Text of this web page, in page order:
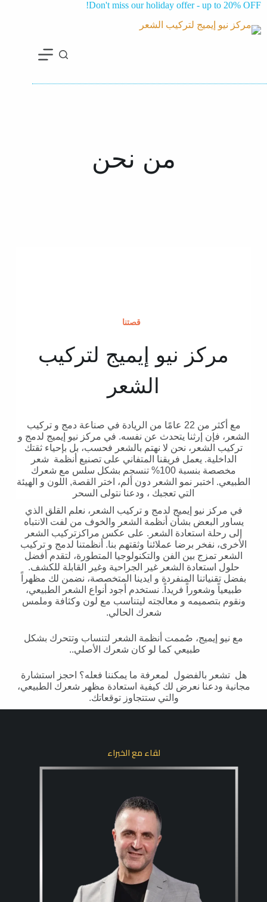
Don't miss our holiday offer - up to 20% OFF!
من نحن
قصتنا
مركز نيو إيميج لتركيب
الشعر
مع أكثر من 22 عامًا من الريادة في صناعة دمج و تركيب
الشعر، فإن إرثنا يتحدث عن نفسه. في مركز نيو إيميج لدمج و
تركيب الشعر، نحن لا نهتم بالشعر فحسب، بل بإحياء ثقتك
الداخلية. يعمل فريقنا المتفاني على تصنيع أنظمة شعر
مخصصة بنسبة 100% تنسجم بشكل سلس مع شعرك
الطبيعي. اختبر نمو الشعر دون ألم، اختر القصة, اللون و الهيئة
التي تعجبك ، ودعنا نتولى السحر
في مركز نيو إيميج لدمج و تركيب الشعر، نعلم القلق الذي
يساور البعض بشأن أنظمة الشعر والخوف من لفت الانتباه
إلى رحلة استعادة الشعر. على عكس مراكزتركيب الشعر
الأخرى، نفخر برضا عملائنا وثقتهم بنا. أنظمتنا لدمج و تركيب
الشعر تمزج بين الفن والتكنولوجيا المتطورة، لتقدم أفضل
حلول استعادة الشعر غير الجراحية وغير القابلة للكشف.
بفضل تقنياتنا المنفردة و ايدينا المتخصصة، نضمن لك مظهراً
طبيعياً وشعوراً فريداً. نستخدم أجود أنواع الشعر الطبيعي،
ونقوم بتصميمه و معالجته ليتناسب مع لون وكثافة وملمس
شعرك الحالي.
مع نيو إيميج، صُممت أنظمة الشعر لتنساب وتتحرك بشكل
طبيعي كما لو كان شعرك الأصلي..
هل تشعر بالفضول لمعرفة ما يمكننا فعله؟ احجز استشارة
مجانية ودعنا نعرض لك كيفية استعادة مظهر شعرك الطبيعي،
والتي ستتجاوز توقعاتك.
لقاء مع الخبراء